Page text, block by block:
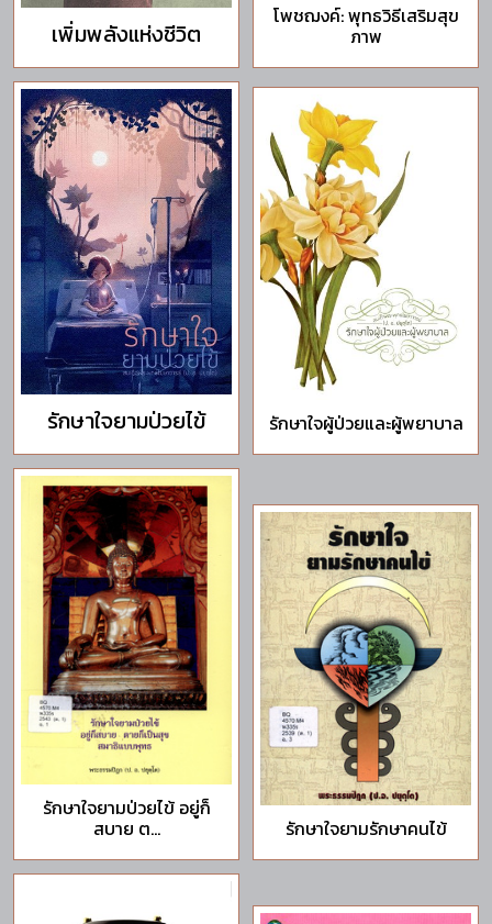
เพิ่มพลังแห่งชีวิต
โพชฌงค์: พุทธวิธีเสริมสุข
ภาพ
รักษาใจยามป่วยไข้ รักษาใจผู้ป่วยและผู้พยาบาล
รักษาใจยามป่วยไข้ อยู่ก็
สบาย ต... รักษาใจยามรักษาคนไข้